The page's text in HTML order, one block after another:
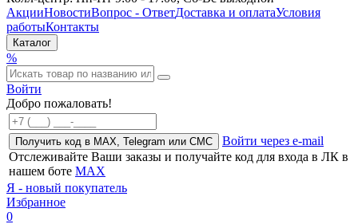
АкцииНовостиВопрос - ОтветДоставка и оплатаУсловия
работыКонтакты
Каталог
%
Войти
Добро пожаловать!
Получить код в MAX, Telegram или СМС
Войти через e-mail
Отслеживайте Ваши заказы и получайте код для входа в ЛК в
нашем боте MAX
Я - новый покупатель
Избранное
0